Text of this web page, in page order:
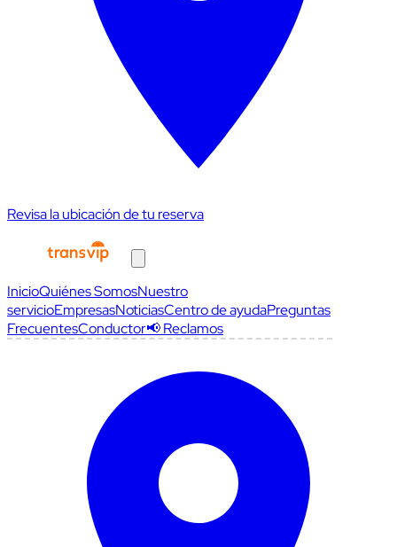
Revisa la ubicación de tu reserva
InicioQuiénes SomosNuestro
servicioEmpresasNoticiasCentro de ayudaPreguntas
FrecuentesConductor📢 Reclamos